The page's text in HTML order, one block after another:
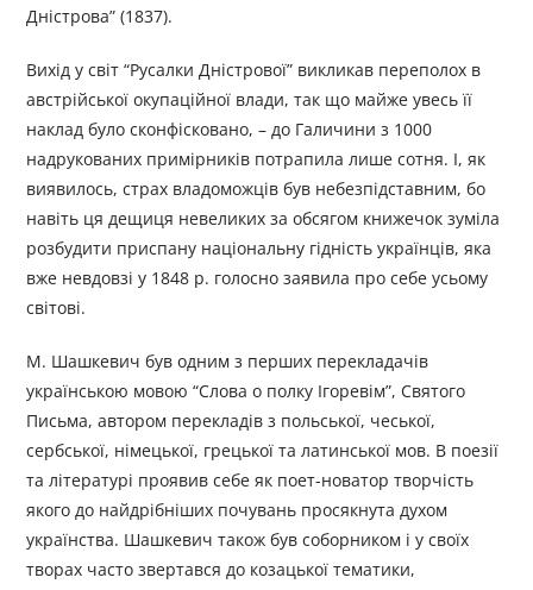
Дністрова” (1837).
Вихід у світ “Русалки Дністрової” викликав переполох в
австрійської окупаційної влади, так що майже увесь її
наклад було сконфісковано, – до Галичини з 1000
надрукованих примірників потрапила лише сотня. І, як
виявилось, страх владоможців був небезпідставним, бо
навіть ця дещиця невеликих за обсягом книжечок зуміла
розбудити приспану національну гідність українців, яка
вже невдовзі у 1848 р. голосно заявила про себе усьому
світові.
М. Шашкевич був одним з перших перекладачів
українською мовою “Слова о полку Ігоревім”, Святого
Письма, автором перекладів з польської, чеської,
сербської, німецької, грецької та латинської мов. В поезії
та літературі проявив себе як поет-новатор творчість
якого до найдрібніших почувань просякнута духом
українства. Шашкевич також був соборником і у своїх
творах часто звертався до козацької тематики,